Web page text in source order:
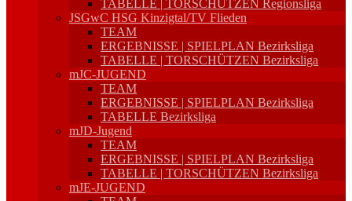
TABELLE | TORSCHÜTZEN Regionsliga
JSGwC HSG Kinzigtal/TV Flieden
TEAM
ERGEBNISSE | SPIELPLAN Bezirksliga
TABELLE | TORSCHÜTZEN Bezirksliga
mJC-JUGEND
TEAM
ERGEBNISSE | SPIELPLAN Bezirksliga
TABELLE Bezirksliga
mJD-Jugend
TEAM
ERGEBNISSE | SPIELPLAN Bezirksliga
TABELLE | TORSCHÜTZEN Bezirksliga
mJE-JUGEND